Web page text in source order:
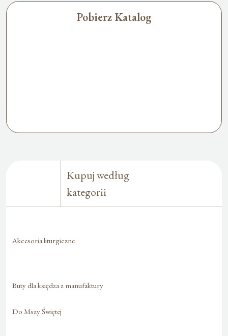
Pobierz Katalog
Kupuj według
kategorii
Akcesoria liturgiczne
Buty dla księdza z manufaktury
Do Mszy Świętej